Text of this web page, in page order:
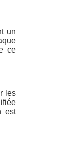
un
ce
les
est